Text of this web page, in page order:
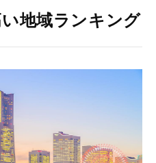
地域ランキング